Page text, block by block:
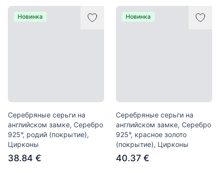
Новинка
Серебряные серьги на
английском замке, Серебро
925°, родий (покрытие),
Цирконы
38.84 €
Новинка
Серебряные серьги на
английском замке, Серебро
925°, красное золото
(покрытие), Цирконы
40.37 €